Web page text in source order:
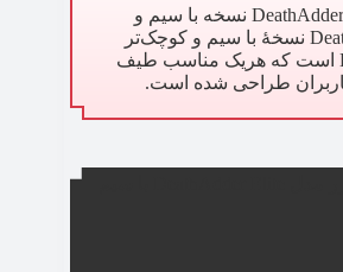
موس ریزر DeathAdder V2 نسخه با سیم و
DeathAdder V2 Mini نسخهٔ با سیم و کوچک‌تر
DeathAdder V2 X است که هریک مناسب طیف
طراحی شده است.